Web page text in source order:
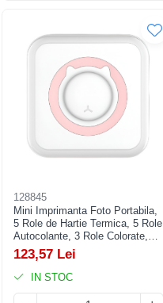
128845
Mini Imprimanta Foto Portabila,
5 Role de Hartie Termica, 5 Role
Autocolante, 3 Role Colorate,
Pixuri, Incarcare USB, Model
Pisica, Alb Roz
123,57 Lei
IN STOC